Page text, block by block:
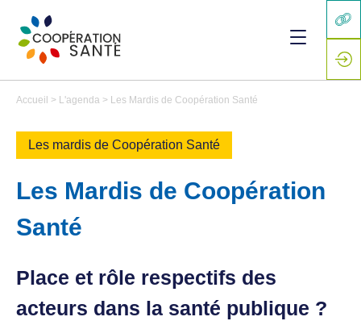
Accueil > L'agenda > Les Mardis de Coopération Santé
Les mardis de Coopération Santé
Les Mardis de Coopération
Santé
Place et rôle respectifs des
acteurs dans la santé publique ?